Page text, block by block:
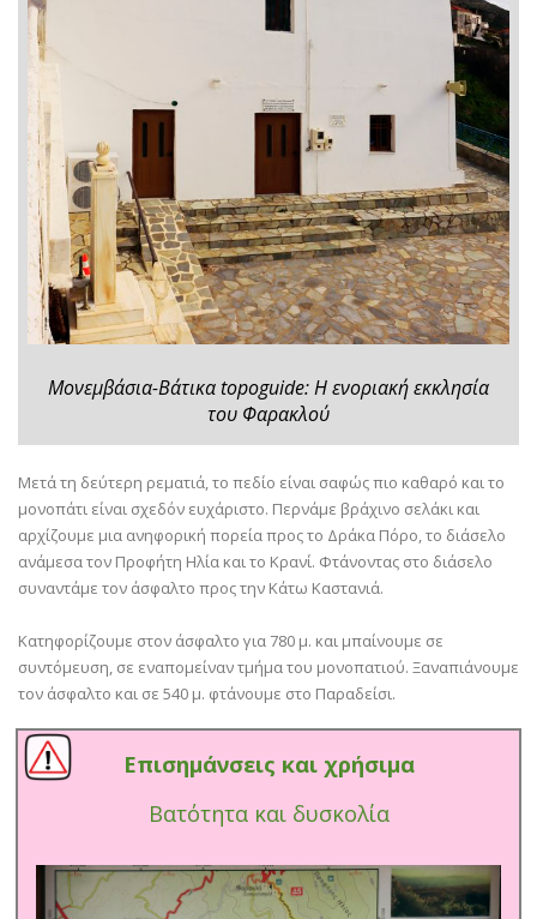
Μονεμβάσια-Βάτικα topoguide: Η ενοριακή εκκλησία
του Φαρακλού
Μετά τη δεύτερη ρεματιά, το πεδίο είναι σαφώς πιο καθαρό και το
μονοπάτι είναι σχεδόν ευχάριστο. Περνάμε βράχινο σελάκι και
αρχίζουμε μια ανηφορική πορεία προς το Δράκα Πόρο, το διάσελο
ανάμεσα τον Προφήτη Ηλία και το Κρανί. Φτάνοντας στο διάσελο
συναντάμε τον άσφαλτο προς την Κάτω Καστανιά.
Κατηφορίζουμε στον άσφαλτο για 780 μ. και μπαίνουμε σε
συντόμευση, σε εναπομείναν τμήμα του μονοπατιού. Ξαναπιάνουμε
τον άσφαλτο και σε 540 μ. φτάνουμε στο Παραδείσι.
Επισημάνσεις και χρήσιμα
Βατότητα και δυσκολία